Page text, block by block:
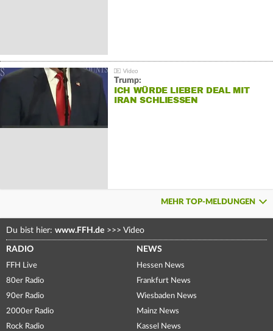
Trump:
ICH WÜRDE LIEBER DEAL MIT
IRAN SCHLIESSEN
MEHR TOP-MELDUNGEN
Du bist hier: www.FFH.de >>> Video
RADIO
FFH Live
80er Radio
90er Radio
2000er Radio
Rock Radio
NEWS
Hessen News
Frankfurt News
Wiesbaden News
Mainz News
Kassel News